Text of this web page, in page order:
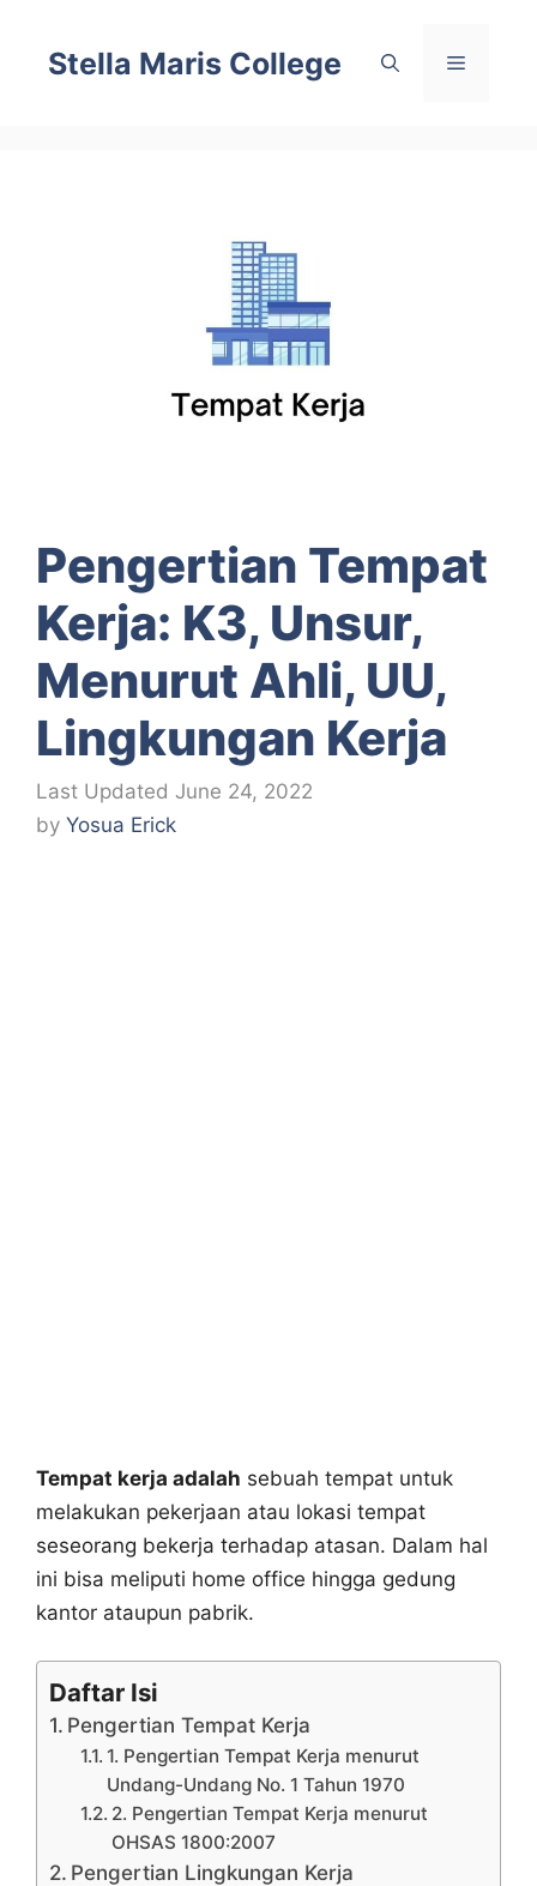
content
Stella Maris College Menu
Pengertian Tempat
Kerja: K3, Unsur,
Menurut Ahli, UU,
Lingkungan Kerja
June 24, 2022
by Yosua Erick
Tempat kerja adalah sebuah tempat untuk
melakukan pekerjaan atau lokasi tempat
seseorang bekerja terhadap atasan. Dalam hal
ini bisa meliputi home office hingga gedung
kantor ataupun pabrik.
Daftar Isi
Pengertian Tempat Kerja
1. Pengertian Tempat Kerja menurut
Undang-Undang No. 1 Tahun 1970
2. Pengertian Tempat Kerja menurut
OHSAS 1800:2007
Pengertian Lingkungan Kerja